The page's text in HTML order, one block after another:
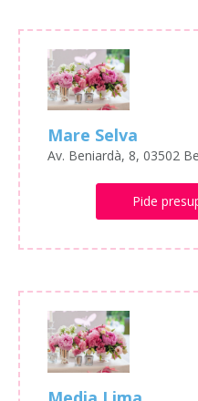
Mare Selva
Av. Beniardà, 8, 03502
Pide